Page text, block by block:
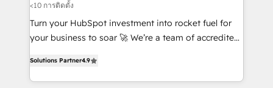
CMS • ISO/IEC 27001:2022, ISO 9001:2015, and ISO
42001:2023 certified - the AI management standard •
GuardHub: our AI governance framework, built on
'𝗖𝗼𝗻𝘁𝗮𝗰𝘁 𝗯𝘂𝘀𝗶𝗻𝗲𝘀𝘀' button to get in touch (𝘸𝘦'𝘳𝘦
𝘴𝘶𝘱𝘦𝘳 𝘳𝘦𝘴𝘱𝘰𝘯𝘴𝘪𝘷𝘦)
<10 การติดตั้ง
Turn your HubSpot investment into rocket fuel for
your business to soar 🚀 We’re a team of accredited
implement the platform into complex business
environments, optimise what you've got and make
Solutions Partner4.9